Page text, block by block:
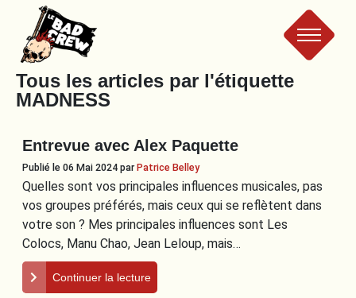
Le
Bad
Crew
Tous les articles par l'étiquette
MADNESS
Entrevue avec Alex Paquette
Publié le 06 Mai 2024 parPatrice Belley
Quelles sont vos principales influences musicales, pas
vos groupes préférés, mais ceux qui se reflètent dans
votre son ? Mes principales influences sont Les
Colocs, Manu Chao, Jean Leloup, mais…
Continuer la lecture